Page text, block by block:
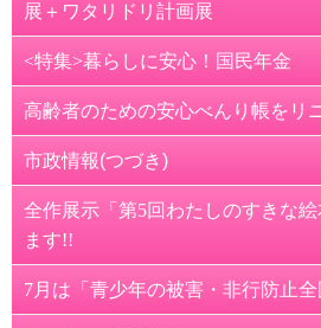
展＋ワタリドリ計画展
<特集>暮らしに安心！国民年金
高齢者のための安心べんり帳をリ
市政情報(つづき)
紙面2面
2026年度国民健康保険料のお知ら
蚊が媒介する感染症に気を付けま
全作展示「第5回わたしのすきな
ます!!
7月は「青少年の被害・非行防止